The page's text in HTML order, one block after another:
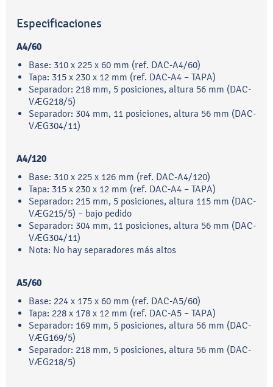
Especificaciones
A4/60
Base: 310 x 225 x 60 mm (ref. DAC-A4/60)
Tapa: 315 x 230 x 12 mm (ref. DAC-A4 – TAPA)
Separador: 218 mm, 5 posiciones, altura 56 mm (DAC-
VÆG218/5)
Separador: 304 mm, 11 posiciones, altura 56 mm (DAC-
VÆG304/11)
A4/120
Base: 310 x 225 x 126 mm (ref. DAC-A4/120)
Tapa: 315 x 230 x 12 mm (ref. DAC-A4 – TAPA)
Separador: 215 mm, 5 posiciones, altura 115 mm (DAC-
VÆG215/5) – bajo pedido
Separador: 304 mm, 11 posiciones, altura 56 mm (DAC-
VÆG304/11)
Nota: No hay separadores más altos
A5/60
Base: 224 x 175 x 60 mm (ref. DAC-A5/60)
Tapa: 228 x 178 x 12 mm (ref. DAC-A5 – TAPA)
Separador: 169 mm, 5 posiciones, altura 56 mm (DAC-
VÆG169/5)
Separador: 218 mm, 5 posiciones, altura 56 mm (DAC-
VÆG218/5)